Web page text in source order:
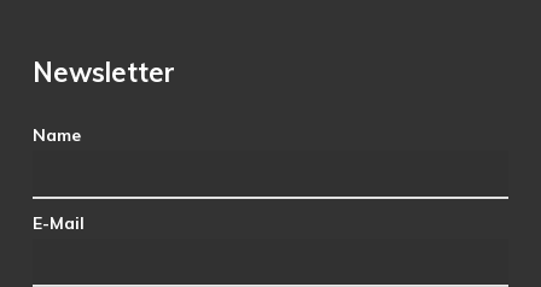
Newsletter
Name
E-Mail